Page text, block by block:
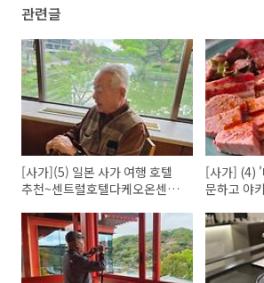
관련글
[사가](5) 일본 사가 여행 호텔
추천~센트럴호텔다케오온센에
[사가] (4) '
문하고 야